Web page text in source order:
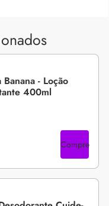
- Loção
400ml
Compre